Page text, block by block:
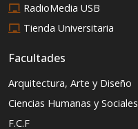
RadioMedia USB
Tienda Universitaria
Facultades
Arquitectura, Arte y Diseño
Ciencias Humanas y Sociales
F.C.F